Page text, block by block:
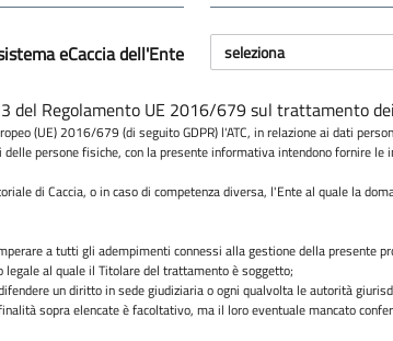
eCaccia dell'Ente
del Regolamento UE 2016/679 sul trattamento
(UE) 2016/679 (di seguito GDPR) l'ATC, in relazione ai dati
persone fisiche, con la presente informativa intendono fornire
di Caccia, o in caso di competenza diversa, l'Ente al quale la
a tutti gli adempimenti connessi alla gestione della presente
al quale il Titolare del trattamento è soggetto;
un diritto in sede giudiziaria o ogni qualvolta le autorità
sopra elencate è facoltativo, ma il loro eventuale mancato